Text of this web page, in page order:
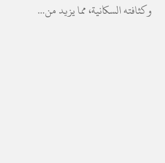
وكثافته السكانية، مما يزيد من...